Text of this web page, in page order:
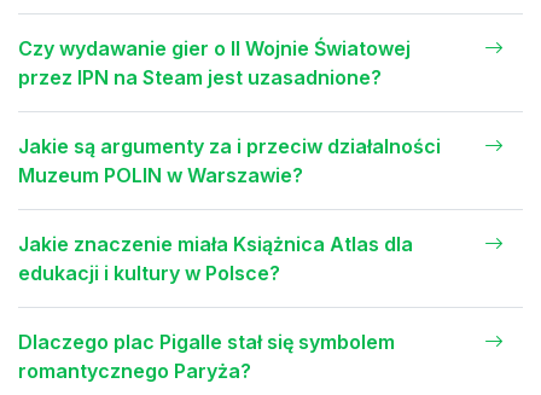
Czy wydawanie gier o II Wojnie Światowej
przez IPN na Steam jest uzasadnione?
Jakie są argumenty za i przeciw działalności
Muzeum POLIN w Warszawie?
Jakie znaczenie miała Książnica Atlas dla
edukacji i kultury w Polsce?
Dlaczego plac Pigalle stał się symbolem
romantycznego Paryża?